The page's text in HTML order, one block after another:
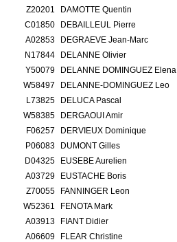
Z20201
DAMOTTE Quentin
C01850
DEBAILLEUL Pierre
A02853
DEGRAEVE Jean-Marc
N17844
DELANNE Olivier
Y50079
DELANNE DOMINGUEZ Elena
W58497
DELANNE-DOMINGUEZ Leo
L73825
DELUCA Pascal
W58385
DERGAOUI Amir
F06257
DERVIEUX Dominique
P06083
DUMONT Gilles
D04325
EUSEBE Aurelien
A03729
EUSTACHE Boris
Z70055
FANNINGER Leon
W52361
FENOTA Mark
A03913
FIANT Didier
A06609
FLEAR Christine